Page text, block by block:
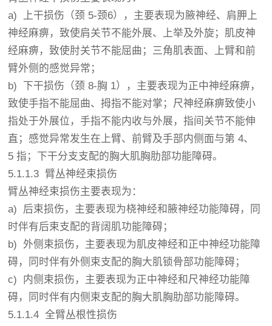
a) 上干损伤（颈 5-颈6），主要表现为腋神经、肩胛上
神经麻痹，致使肩关节不能外展、上举及外旋；肌皮神
经麻痹，致使肘关节不能屈曲；三角肌表面、上臂和前
臂外侧的感觉异常；
b) 下干损伤（颈 8-胸 1），主要表现为正中神经麻痹，
致使手指不能屈曲、拇指不能对掌；尺神经麻痹致使小
指处于外展位，手指不能内收与外展，指间关节不能伸
直；感觉异常发生在上臂、前臂及手部内侧面与第 4、
5 指；下干分支支配的胸大肌胸肋部功能障碍。
5.1.1.3 臂丛神经束损伤
臂丛神经束损伤主要表现为：
a) 后束损伤，主要表现为桡神经和腋神经功能障碍，同
时伴有后束支配的背阔肌功能障碍；
b) 外侧束损伤，主要表现为肌皮神经和正中神经功能障
碍，同时伴有外侧束支配的胸大肌锁骨部功能障碍；
c) 内侧束损伤，主要表现为正中神经和尺神经功能障
碍，同时伴有内侧束支配的胸大肌胸肋部功能障碍。
5.1.1.4 全臂丛根性损伤